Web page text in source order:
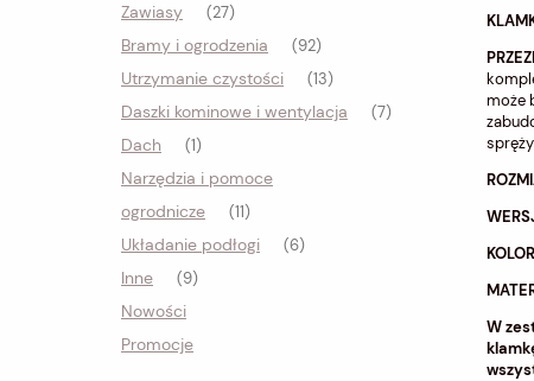
Zawiasy (27)
Bramy i ogrodzenia (92)
Utrzymanie czystości (13)
Daszki kominowe i wentylacja (7)
Dach (1)
Narzędzia i pomoce
ogrodnicze
(11)
Układanie podłogi (6)
Inne (9)
Nowości
Promocje
może
W